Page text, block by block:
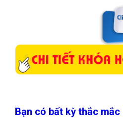
Bạn có bất kỳ thắc